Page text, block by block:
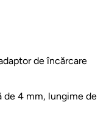
de încărcare
de 4 mm, lungime de